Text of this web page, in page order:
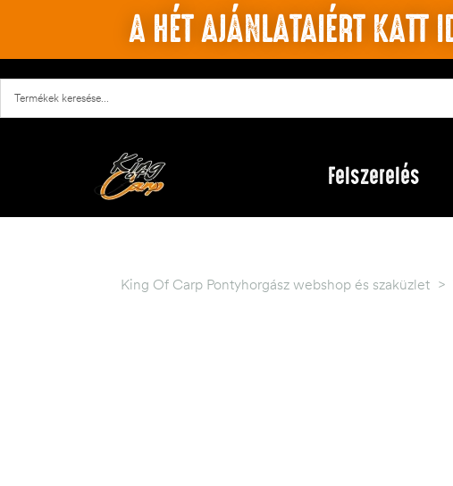
A HÉT AJÁNLATAIÉRT KATT
Felszerelés
King Of Carp Pontyhorgász webshop és szaküzlet >